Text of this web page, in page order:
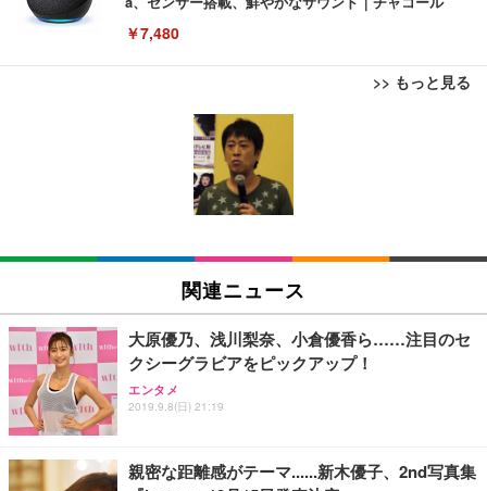
￥7,480
>> もっと見る
[EdoErgo] オフィスチェア 椅子 テレワーク 疲れな
い 跳ね上げ式アームレスト コンパクト 約105度ロッ
キング pc 事務椅子 360度回転 座面昇降 強化ナイロ
ン樹脂ベース 通気性メッシュ 在宅ワーク H-WY01
(黒網+黒枠+黒足)
SIHOO B100 オフィスチェア／デスクチェア メッシ
ュチェア 人間工学 疲れない ブラック
￥27,999
Sezlife オフィスチェア デスクチェア 疲れない テレ
ワーク チェア 強化バックレスト 30度ロッキング機
能 人間工学 椅子 腰サポート 90度跳ね上げ式アーム
ョン PCチェア 通気性メッシュ ゲーミング/勉強/事
務用 おしゃれ パソコンチェア (ブラック)
EIZO ビジネス向けプレミアムモニター | FlexScan
EV3240X-WT | 31.5型4K UHD・USB Type-C・ホワ
￥105,595
EIZO ビジネス向けプレミアムモニター | FlexScan
￥109,572
【純正品】27"ゲーミングモニター DualSense 充電
フック付き（CFI-ZDM1J）
Amazonベーシック ペットシーツ 薄型 レギュラー 1
回使い捨て 無香料 ホワイト 300枚
Amazonベーシック ペットシーツ 厚型 ワイド 42枚
x2袋(84枚) ホワイト(吸収面:ライトブルー)
￥3,234
ネオ・ルーライフ ネオ・オムツ L 中型犬用 26枚入
り 単品
関連ニュース
大原優乃、浅川梨奈、小倉優香ら……注目のセ
クシーグラビアをピックアップ！
エンタメ
2019.9.8(日) 21:19
親密な距離感がテーマ......新木優子、2nd写真集